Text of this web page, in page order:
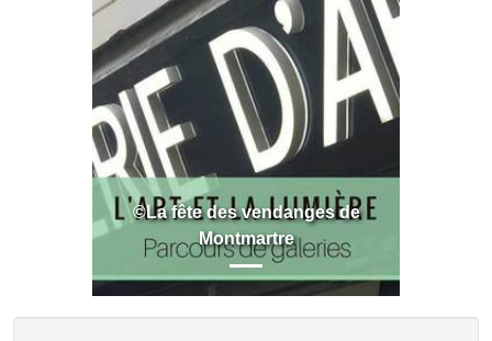
©La fête des vendanges de
Montmartre
Previous